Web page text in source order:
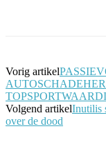
Vorig artikel
Volgend artikelInutilis
over de dood